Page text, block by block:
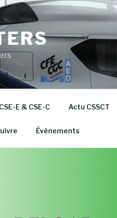
E & CSE-C Actu CSSCT
Évènements